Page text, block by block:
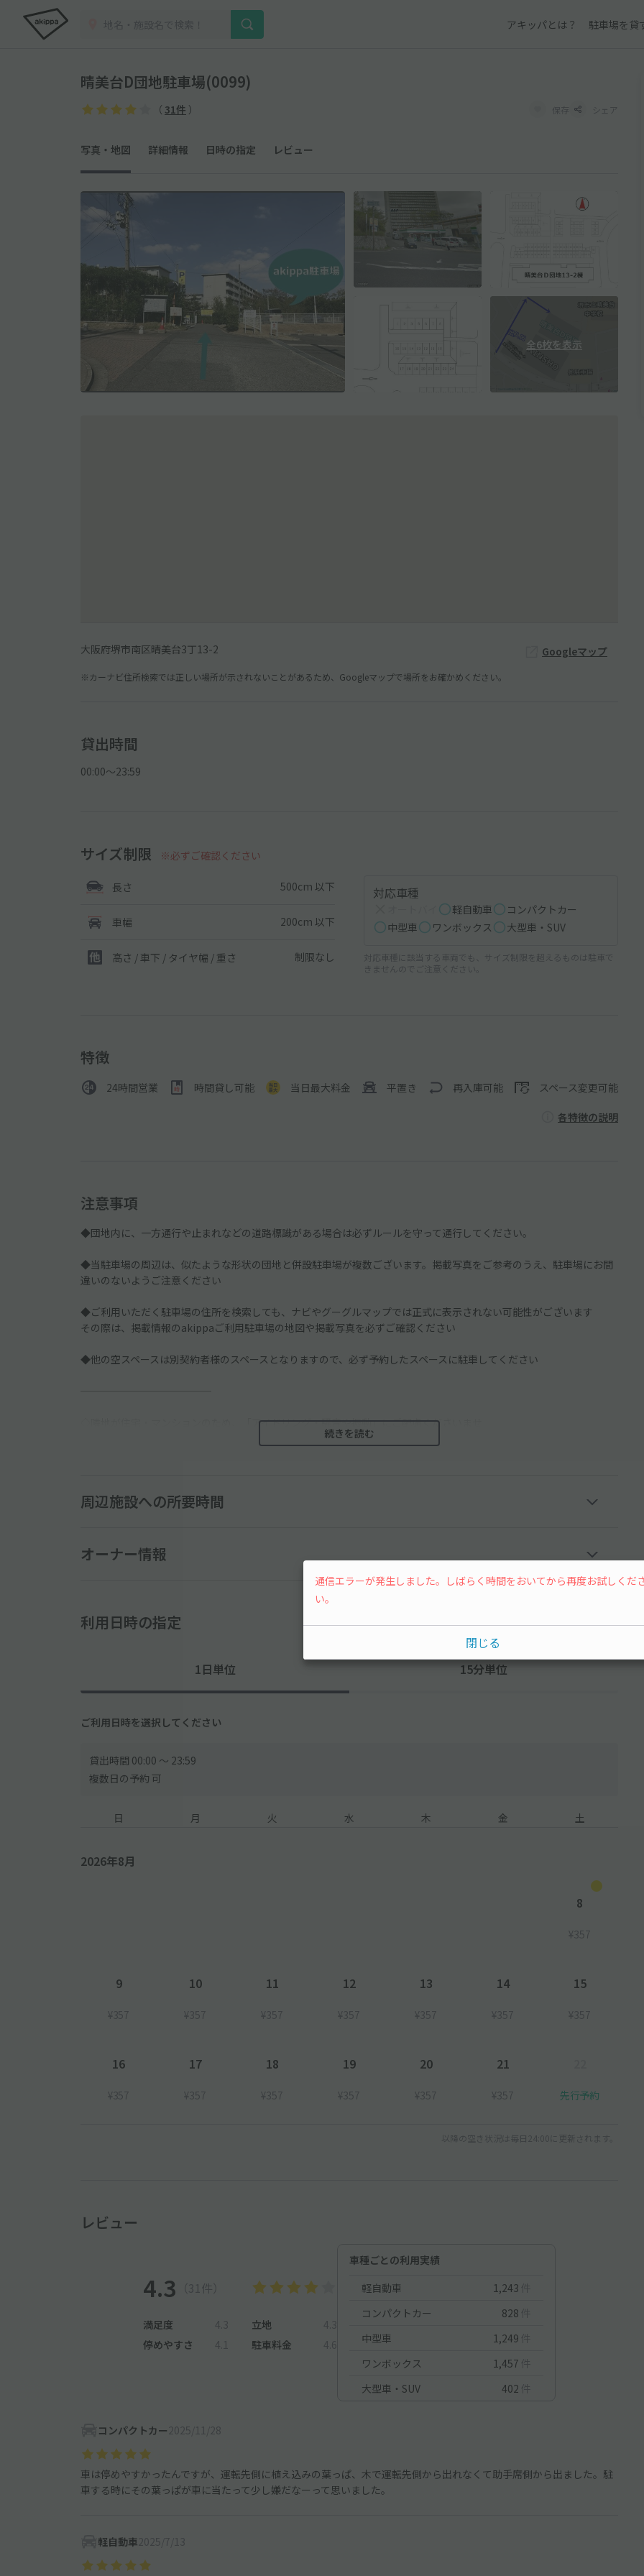
アキッパとは？ 駐車場を貸
晴美台D団地駐車場(0099)
（ 31件 ） 保存 シェア
写真・地図 詳細情報 日時の指定 レビュー
全6枚を表示
大阪府堺市南区晴美台3丁13-2 Googleマップ
※カーナビ住所検索では正しい場所が示されないことがあるため、Googleマップで場所をお確かめください。
貸出時間
00:00〜23:59
サイズ制限 ※必ずご確認ください
長さ 500cm 以下
車幅 200cm 以下
高さ / 車下 / タイヤ幅 / 重さ 制限なし
対応車種
軽自動車
コンパクトカー
中型車
ワンボックス 大型車・SUV
対応車種に該当する車両でも、サイズ制限を超えるものは駐車で
きませんのでご注意ください。
特徴
24時間営業 時間貸し可能 当日最大料金 平置き 再入庫可能 スペース変更可能
各特徴の説明
注意事項
◆団地内に、一方通行や止まれなどの道路標識がある場合は必ずルールを守って通行してください。
◆当駐車場の周辺は、似たような形状の団地と併設駐車場が複数ございます。掲載写真をご参考のうえ、駐車場にお間
違いのないようご注意ください
◆ご利用いただく駐車場の住所を検索しても、ナビやグーグルマップでは正式に表示されない可能性がございます
その際は、掲載情報のakippaご利用駐車場の地図や掲載写真を必ずご確認ください
◆他の空スペースは別契約者様のスペースとなりますので、必ず予約したスペースに駐車してください
─────────────
◇隣地が住宅・マンションのため、「アイドリング・騒音や振動」にご配慮くださいませ
続きを読む
周辺施設への所要時間
オーナー情報
利用日時の指定
1日単位 15分単位
ご利用日時を選択してください
貸出時間 00:00 〜 23:59
複数日の予約 可
日 月 火 水 木 金 土
2026年8月
8
¥357
9
¥357
10
¥357
11
¥357
12
¥357
13
¥357
14
¥357
15
¥357
16
¥357
17
¥357
18
¥357
19
¥357
20
¥357
21
¥357 先行予約
以降の空き状況は毎日24:00に更新されます。
レビュー
4.3 （31件）
満足度 4.3 立地
4.3
停めやすさ
4.1 駐車料金 4.6
車種ごとの利用実績
軽自動車
1,243 件
コンパクトカー
828 件
中型車
1,249 件
ワンボックス
1,457 件
大型車・SUV
402 件
コンパクトカー 2025/11/28
車は停めやすかったんですが、運転先側に植え込みの葉っぱ、木で運転先側から出れなくて助手席側から出ました。駐
車する時にその葉っぱが車に当たって少し嫌だなーって思いました。
軽自動車2025/7/13
通信エラーが発生しました。しばらく時間をおいてから再度お試しくだ
い。
閉じる